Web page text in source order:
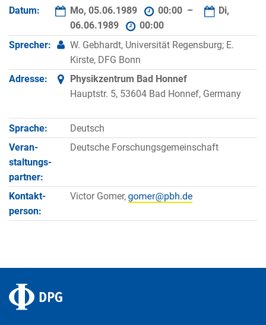
Datum: Mo, 05.06.1989 00:00 –
Di,
06.06.1989
00:00
Sprecher:
W. Gebhardt, Universität Regensburg; E.
Kirste, DFG Bonn
Adresse:
Physikzentrum Bad Honnef
Hauptstr. 5, 53604 Bad Honnef, Germany
Sprache:
Deutsch
Veran­
staltungs­
partner:
Deutsche Forschungsgemeinschaft
Kontakt­
person:
Victor Gomer,